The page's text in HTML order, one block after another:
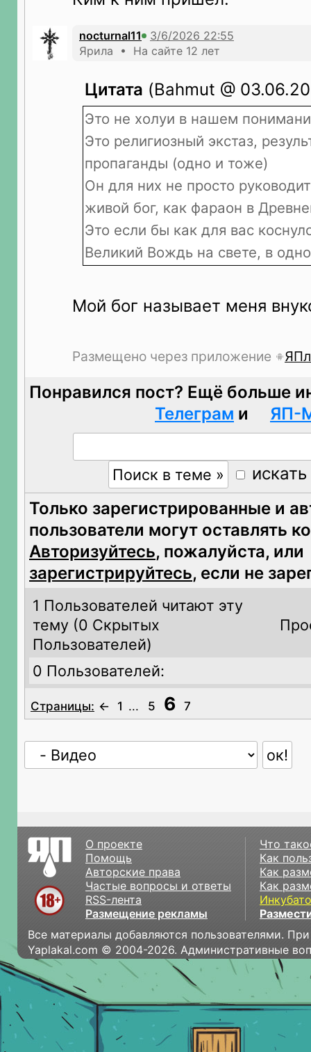
nocturnal11
Ярила • На сайте 12 лет
Цитата (Bahmut @
Это не холуи в нашем
Это религиозный экстаз,
пропаганды (одно и тоже)
Он для них не просто
живой бог, как фараон в
Это если бы как для вас
Великий Вождь на свете, в
Мой бог называет меня
Размещено через приложение
Понравился пост? Ещё больше
Телеграм и ЯП-
Только зарегистрированные и
пользователи могут оставлять
Авторизуйтесь, пожалуйста, или
зарегистрируйтесь, если не
1 Пользователей читают эту
тему (0 Скрытых
Пользователей)
0 Пользователей:
Страницы: ← 1 ... 5 6 7
О проекте
Помощь
Авторские права
Частые вопросы и ответы
RSS-лента
Размещение рекламы
Что
Как
Как
Как
Все материалы добавляются пользователями.
Yaplakal.com © 2004-2026. Административные